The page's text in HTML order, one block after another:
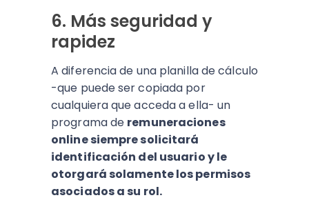
6. Más seguridad y
rapidez
A diferencia de una planilla de cálculo
-que puede ser copiada por
cualquiera que acceda a ella- un
programa de remuneraciones
online siempre solicitará
identificación del usuario y le
otorgará solamente los permisos
asociados a su rol.